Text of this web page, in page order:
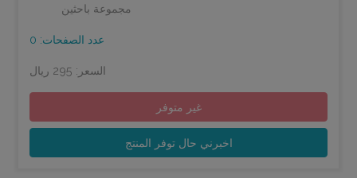
مجموعة باحثين
عدد الصفحات: 0
السعر: 295 ريال
غير متوفر
اخبرني حال توفر المنتج